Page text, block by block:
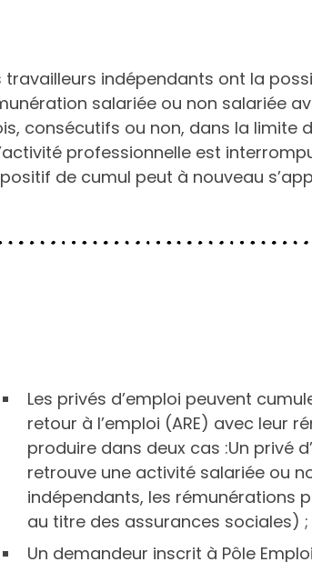
travailleurs indépendants ont la
salariée ou non salariée
consécutifs ou non, dans la limite
professionnelle est
de cumul peut à nouveau
Les privés d’emploi peuvent
retour à l’emploi (ARE) avec leur
produire dans deux cas :Un privé
retrouve une activité salariée ou
indépendants, les rémunérations
au titre des assurances sociales) ;
Un demandeur inscrit à Pôle